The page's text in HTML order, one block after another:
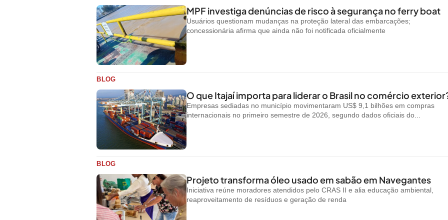
MPF investiga denúncias de risco à segurança no ferry boat
Usuários questionam mudanças na proteção lateral das embarcações;
concessionária afirma que ainda não foi notificada oficialmente
BLOG
O que Itajaí importa para liderar o Brasil no comércio
Empresas sediadas no município movimentaram US$ 9,1 bilhões em compras
internacionais no primeiro semestre de 2026, segundo dados oficiais do...
BLOG
Projeto transforma óleo usado em sabão em Navegantes
Iniciativa reúne moradores atendidos pelo CRAS II e alia educação ambiental,
reaproveitamento de resíduos e geração de renda